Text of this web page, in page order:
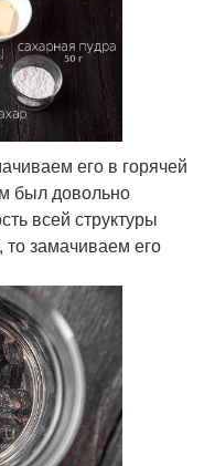
его в горячей
был довольно
всей структуры
замачиваем его